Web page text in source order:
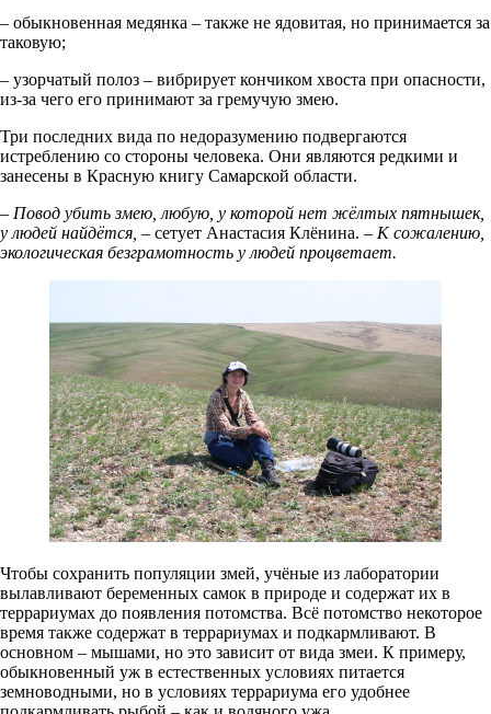
– обыкновенная медянка – также не ядовитая, но принимается за
таковую;
– узорчатый полоз – вибрирует кончиком хвоста при опасности,
из-за чего его принимают за гремучую змею.
Три последних вида по недоразумению подвергаются
истреблению со стороны человека. Они являются редкими и
занесены в Красную книгу Самарской области.
– Повод убить змею, любую, у которой нет жёлтых пятнышек,
у людей найдётся, – сетует Анастасия Клёнина. – К сожалению,
экологическая безграмотность у людей процветает.
Чтобы сохранить популяции змей, учёные из лаборатории
вылавливают беременных самок в природе и содержат их в
террариумах до появления потомства. Всё потомство некоторое
время также содержат в террариумах и подкармливают. В
основном – мышами, но это зависит от вида змеи. К примеру,
обыкновенный уж в естественных условиях питается
земноводными, но в условиях террариума его удобнее